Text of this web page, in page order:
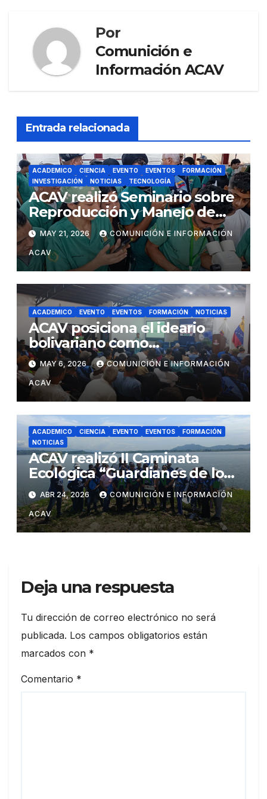
Por
Comunición e
Información ACAV
Entrada relacionada
ACADEMICO CIENCIA EVENTO EVENTOS
FORMACIÓN
INVESTIGACIÓN
NOTICIAS TECNOLOGÍA
ACAV realizó Seminario sobre
Reproducción y Manejo de
Peces Reofílicos
MAY 21, 2026 COMUNICIÓN E INFORMACIÓN
ACAV
ACADEMICO EVENTO EVENTOS FORMACIÓN NOTICIAS
ACAV posiciona el ideario
bolivariano como
fundamento de la soberanía
agrícola nacional
MAY 6, 2026 COMUNICIÓN E INFORMACIÓN
ACAV
ACADEMICO CIENCIA EVENTO EVENTOS
FORMACIÓN
NOTICIAS
ACAV realizó II Caminata
Ecológica “Guardianes de los
Embalses” en el marco del
Día de la Tierra y su 16°
aniversario
ABR 24, 2026 COMUNICIÓN E INFORMACIÓN
ACAV
Deja una respuesta
Tu dirección de correo electrónico no será
publicada. Los campos obligatorios están
marcados con *
Comentario *